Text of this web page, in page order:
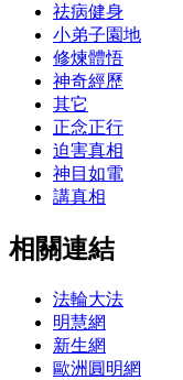
祛病健身
小弟子園地
修煉體悟
神奇經歷
其它
正念正行
迫害真相
神目如電
講真相
相關連結
法輪大法
明慧網
新生網
歐洲圓明網